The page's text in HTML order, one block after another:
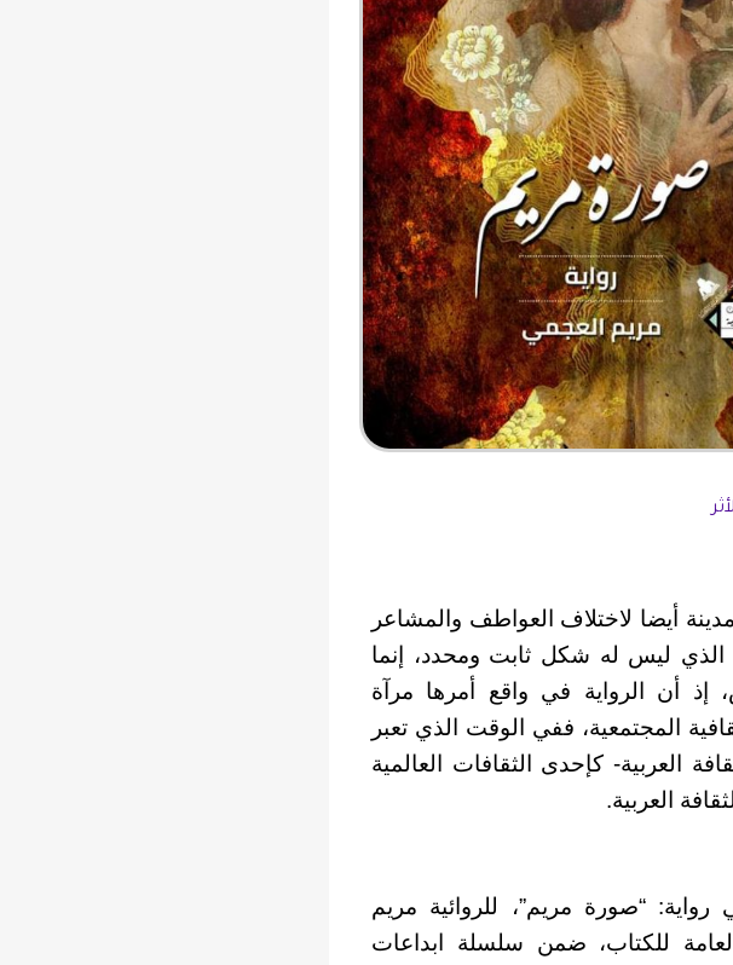
أيضا لاختلاف العواطف والمشاعر
الذي ليس له شكل ثابت ومحدد، إنما
أن الرواية في واقع أمرها مرآة
المجتمعية، ففي الوقت الذي تعبر
العربية- كإحدى الثقافات العالمية
العربية.
رواية: “صورة مريم”، للروائية مريم
للكتاب، ضمن سلسلة ابداعات